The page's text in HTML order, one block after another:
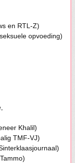
en RTL-Z)
opvoeding)
Khalil)
TMF-VJ)